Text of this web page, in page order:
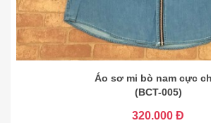
Áo sơ mi bò nam cực
(BCT-005)
320.000 Đ